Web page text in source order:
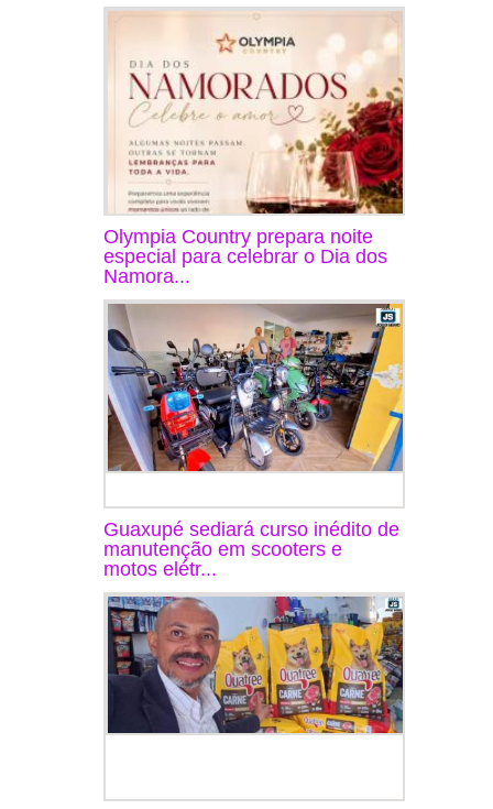
Olympia Country prepara noite
especial para celebrar o Dia dos
Namora...
Guaxupé sediará curso inédito de
manutenção em scooters e
motos elétr...